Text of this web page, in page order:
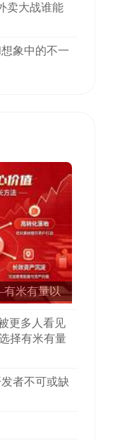
卖大战谁能
象中的不一
米有量以
更多人看见
择有米有量
者不可或缺